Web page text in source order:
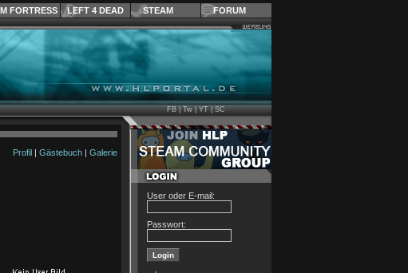
FORTRESS LEFT 4 DEAD STEAM FORUM
Profil| Gästebuch| Galerie
FB|Tw|YT|SC
User oder E-mail:
Passwort: